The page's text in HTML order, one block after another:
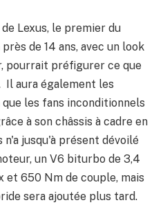
Lexus, le premier du
de 14 ans, avec un look
pourrait préfigurer ce que
Il aura également les
les fans inconditionnels
à son châssis à cadre en
jusqu'à présent dévoilé
un V6 biturbo de 3,4
650 Nm de couple, mais
sera ajoutée plus tard.